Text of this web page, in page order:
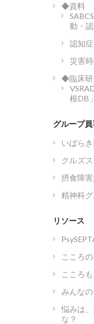
◆資料
動・
認知
災害
◆臨床研
根DB」
グループ員
いばら
クルズ
摂食障
精神科
リソース
こころ
こころ
みんな
悩みは
な？